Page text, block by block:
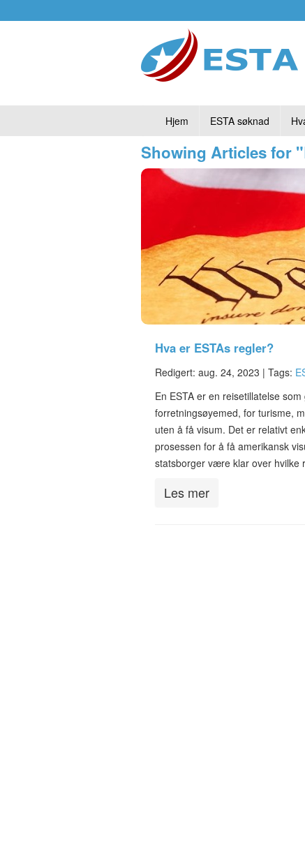
Hjem ESTA søknad
Showing Articles for
Hva er ESTAs regler?
Redigert: aug. 24, 2023 | Tags:
En ESTA er en reisetillatelse
forretningsøyemed, for turisme,
uten å få visum. Det er relativt
prosessen for å få amerikansk
statsborger være klar over
Les mer